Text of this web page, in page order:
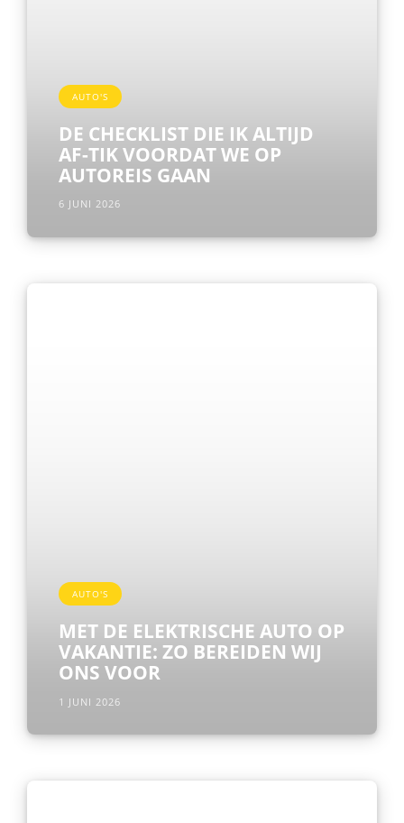
AUTO'S
DE CHECKLIST DIE IK ALTIJD
AF-TIK VOORDAT WE OP
AUTOREIS GAAN
6 JUNI 2026
AUTO'S
MET DE ELEKTRISCHE AUTO OP
VAKANTIE: ZO BEREIDEN WIJ
ONS VOOR
1 JUNI 2026